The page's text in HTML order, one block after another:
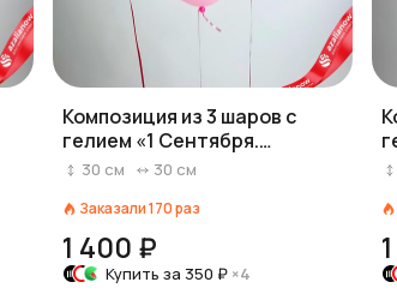
Композиция из 3 шаров с
гелием «1 Сентября.
Здравствуй школа», 30 см,
30 см 30 см
Заказали170раз
1 400 ₽
Купить за350 ₽ ×4